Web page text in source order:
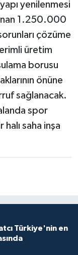
yenilenmesi
1.250.000
çözüme
üretim
borusu
önüne
sağlanacak.
spor
saha inşa
Türkiye'nin en